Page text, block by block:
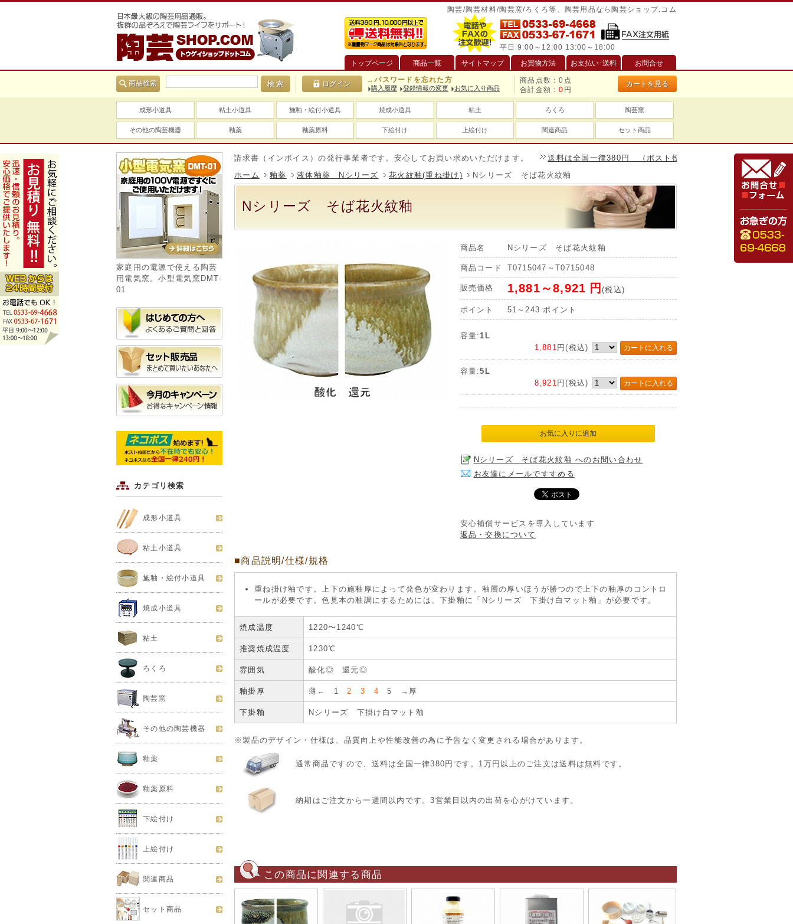
陶芸/陶芸材料/陶芸窯/ろくろ等、陶芸用品なら陶芸ショップ.コム
平日 9:00～12:00 13:00～18:00
トップページ
商品一覧 サイトマップ お買物方法 お支払い･送料 お問合せ
商品検索 →パスワードを忘れた方
購入履歴 登録情報の変更 お気に入り商品
商品点数：0 点
合計金額：0 円
カートを見る
成形小道具 粘土小道具 施釉・絵付小道具 焼成小道具 粘土 ろくろ 陶芸窯
その他の陶芸機器 釉薬 釉薬原料 下絵付け 上絵付け 関連商品 セット商品
当社は適格請求書（インボイス）の発行事業者です。安心してお買い求めいただけます。
送料は全国一律380円 （ポスト投函は240円）、一万円以上のお買い
ホーム
釉薬 液体釉薬 Nシリーズ 花火紋釉(重ね掛け) Nシリーズ そば花火紋釉
Nシリーズ そば花火紋釉
商品名 Nシリーズ そば花火紋釉
商品コード T0715047～T0715048
販売価格 1,881～8,921 円(税込)
ポイント 51～243 ポイント
容量:1L
1,881 円(税込)
容量:5L
8,921 円(税込)
Nシリーズ そば花火紋釉 へのお問い合わせ
お友達にメールですすめる
安心補償サービスを導入しています
返品・交換について
■商品説明/仕様/規格
重ね掛け釉です。上下の施釉厚によって発色が変わります。釉層の厚いほうが勝つので上下の釉厚のコントロ
ールが必要です。色見本の釉調にするためには、下掛釉に「Nシリーズ 下掛け白マット釉」が必要です。
焼成温度 1220〜1240℃
推奨焼成温度 1230℃
雰囲気 酸化◎ 還元◎
釉掛厚 薄← 12 3 45 →厚
下掛釉 Nシリーズ 下掛け白マット釉
※製品のデザイン・仕様は、品質向上や性能改善の為に予告なく変更される場合があります。
通常商品ですので、送料は全国一律380円です。1万円以上のご注文は送料は無料です。
納期はご注文から一週間以内です。3営業日以内の出荷を心がけています。
この商品に関連する商品
家庭用の電源で使える陶芸
用電気窯。小型電気窯DMT-
01
カテゴリ検索
成形小道具
粘土小道具
施釉・絵付小道具
焼成小道具
粘土
ろくろ
陶芸窯
その他の陶芸機器
釉薬
釉薬原料
下絵付け
上絵付け
関連商品
セット商品